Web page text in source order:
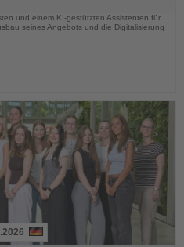
und einem KI-gestützten Assistenten für
seines Angebots und die Digitalisierung